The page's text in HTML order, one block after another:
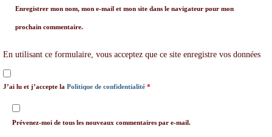
Enregistrer mon nom, mon e-mail et mon site dans le navigateur pour mon
prochain commentaire.
En utilisant ce formulaire, vous acceptez que ce site enregistre vos données
J’ai lu et j’accepte la Politique de confidentialité *
Prévenez-moi de tous les nouveaux commentaires par e-mail.